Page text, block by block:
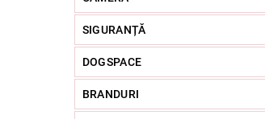
SIGURANȚĂ
DOGSPACE
BRANDURI